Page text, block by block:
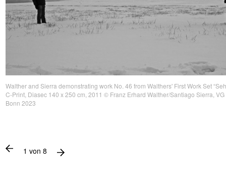
Walther and Sierra demonstrating work No. 46 from Walthers' First Work Set
C-Print, Diasec 140 x 250 cm, 2011 © Franz Erhard Walther/Santiago Sierra,
Bonn 2023
1 von 8